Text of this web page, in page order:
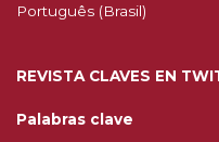
Português (Brasil)
REVISTA CLAVES EN
Palabras clave